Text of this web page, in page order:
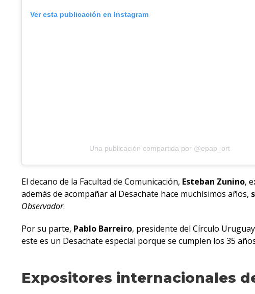
Ver esta publicación en Instagram
Una publicación compartida por @epap_ort
El decano de la Facultad de Comunicación, Esteban Zunino,
además de acompañar al Desachate hace muchísimos años,
Observador.
Por su parte, Pablo Barreiro, presidente del Círculo
este es un Desachate especial porque se cumplen los 35
Expositores internacionales